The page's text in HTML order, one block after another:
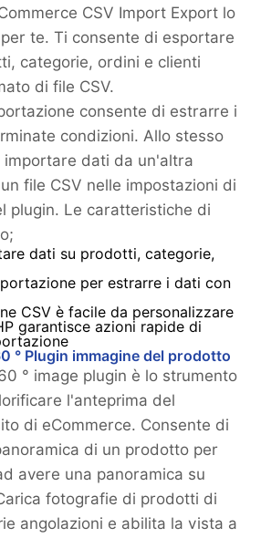
CSV Import Export lo
te. Ti consente di esportare
categorie, ordini e clienti
di file CSV.
consente di estrarre i
condizioni. Allo stesso
importare dati da un'altra
file CSV nelle impostazioni di
plugin. Le caratteristiche di
dati su prodotti, categorie,
per estrarre i dati con
CSV è facile da personalizzare
garantisce azioni rapide di
° Plugin immagine del prodotto
° image plugin è lo strumento
l'anteprima del
di eCommerce. Consente di
di un prodotto per
avere una panoramica su
fotografie di prodotti di
angolazioni e abilita la vista a